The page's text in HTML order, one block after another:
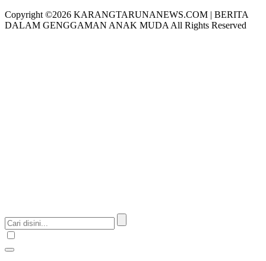
Copyright ©2026 KARANGTARUNANEWS.COM | BERITA
DALAM GENGGAMAN ANAK MUDA All Rights Reserved